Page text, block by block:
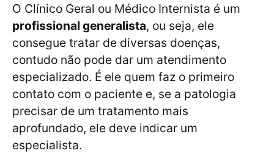
O Clínico Geral ou Médico Internista é um
profissional generalista, ou seja, ele
consegue tratar de diversas doenças,
contudo não pode dar um atendimento
especializado. É ele quem faz o primeiro
contato com o paciente e, se a patologia
precisar de um tratamento mais
aprofundado, ele deve indicar um
especialista.